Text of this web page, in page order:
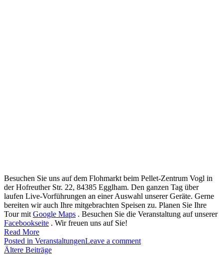
Besuchen Sie uns auf dem Flohmarkt beim Pellet-Zentrum Vogl in
der Hofreuther Str. 22, 84385 Egglham. Den ganzen Tag über
laufen Live-Vorführungen an einer Auswahl unserer Geräte. Gerne
bereiten wir auch Ihre mitgebrachten Speisen zu. Planen Sie Ihre
Tour mit Google Maps . Besuchen Sie die Veranstaltung auf unserer
Facebookseite . Wir freuen uns auf Sie!
Read More
Posted in VeranstaltungenLeave a comment
Beitragsnavigation
Ältere Beiträge